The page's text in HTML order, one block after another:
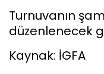
Turnuvanın
düzenlenecek
Kaynak: İGFA